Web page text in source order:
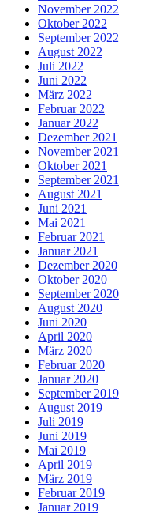
November 2022
Oktober 2022
September 2022
August 2022
Juli 2022
Juni 2022
März 2022
Februar 2022
Januar 2022
Dezember 2021
November 2021
Oktober 2021
September 2021
August 2021
Juni 2021
Mai 2021
Februar 2021
Januar 2021
Dezember 2020
Oktober 2020
September 2020
August 2020
Juni 2020
April 2020
März 2020
Februar 2020
Januar 2020
September 2019
August 2019
Juli 2019
Juni 2019
Mai 2019
April 2019
März 2019
Februar 2019
Januar 2019